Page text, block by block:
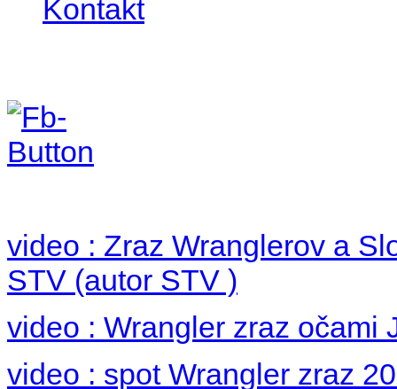
Kontakt
video : Zraz Wranglerov a
STV (autor STV )
video : Wrangler zraz očami
video : spot Wrangler zraz